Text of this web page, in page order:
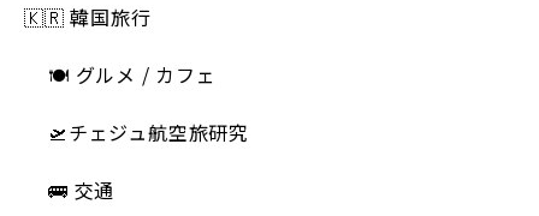
🇰🇷 韓国旅行
🍽 グルメ / カフェ
🛫チェジュ航空旅研究
🚌 交通